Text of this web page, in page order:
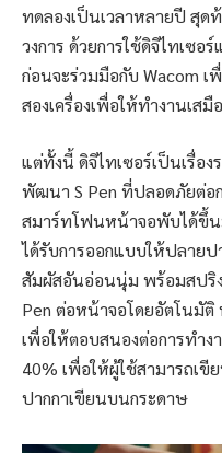
ทดลองเป็นเวลาหลายปี สุด
วงการ ด้วยการใช้ดิจิไทเซอ
ก่อนจะร่วมมือกับ Wacom เ
สองเครื่องเพื่อให้ทำงานเส
แต่ทั้งนี้ ดิจิไทเซอร์เป็นเรื่อง
พัฒนา S Pen ที่ปลอดภัยต่
สมาร์ทโฟนหน้าจอพับได้ขึ้น
ได้รับการออกแบบให้ปลาย
สัมผัสอันอ่อนนุ่ม พร้อมสปริง
Pen ต่อหน้าจอโดยอัตโนมั
เพื่อให้ตอบสนองต่อการทำง
40% เพื่อให้ผู้ใช้สามารถเขี
ปากกาเขียนบนกระดาษ